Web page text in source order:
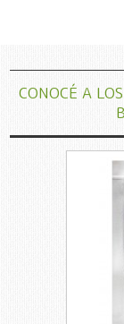
CONOCÉ A